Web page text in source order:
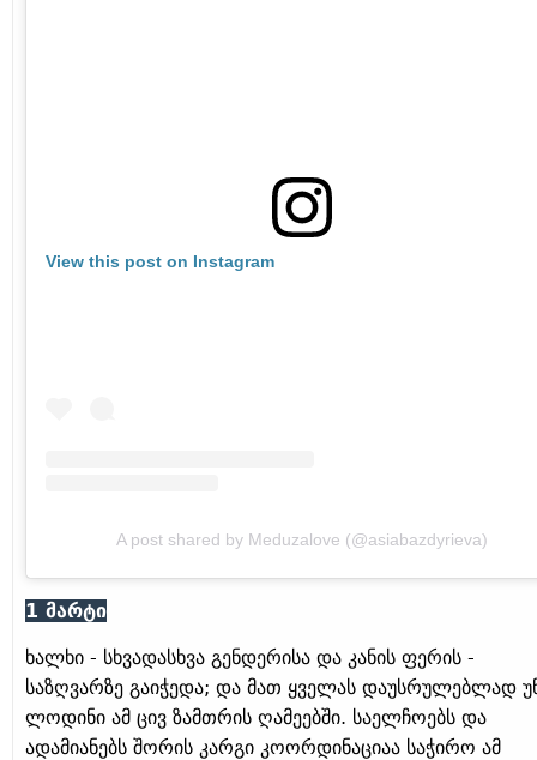
View this post on Instagram
A post shared by Meduzalove (@asiabazdyrieva)
1 მარტი
ხალხი - სხვადასხვა გენდერისა და კანის ფერის -
საზღვარზე გაიჭედა; და მათ ყველას დაუსრულებლად
ლოდინი ამ ცივ ზამთრის ღამეებში. საელჩოებს და
ადამიანებს შორის კარგი კოორდინაციაა საჭირო ამ